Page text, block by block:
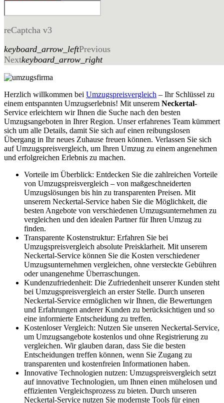
reCaptcha v3
keyboard_arrow_leftPrevious
Nextkeyboard_arrow_right
Herzlich willkommen bei Umzugspreisvergleich – Ihr Schlüssel zu
einem entspannten Umzugserlebnis! Mit unserem Neckertal-
Service erleichtern wir Ihnen die Suche nach den besten
Umzugsangeboten in Ihrer Region. Unser erfahrenes Team kümmert
sich um alle Details, damit Sie sich auf einen reibungslosen
Übergang in Ihr neues Zuhause freuen können. Verlassen Sie sich
auf Umzugspreisvergleich, um Ihren Umzug zu einem angenehmen
und erfolgreichen Erlebnis zu machen.
Vorteile im Überblick: Entdecken Sie die zahlreichen Vorteile
von Umzugspreisvergleich – von maßgeschneiderten
Umzugslösungen bis hin zu transparenten Preisen. Mit
unserem Neckertal-Service haben Sie die Möglichkeit, die
besten Angebote von verschiedenen Umzugsunternehmen zu
vergleichen und den idealen Partner für Ihren Umzug zu
finden.
Transparente Kostenstruktur: Erfahren Sie bei
Umzugspreisvergleich absolute Preisklarheit. Mit unserem
Neckertal-Service können Sie die Kosten verschiedener
Umzugsunternehmen vergleichen, ohne versteckte Gebühren
oder unangenehme Überraschungen.
Kundenzufriedenheit: Die Zufriedenheit unserer Kunden steht
bei Umzugspreisvergleich an erster Stelle. Durch unseren
Neckertal-Service ermöglichen wir Ihnen, die Bewertungen
und Erfahrungen anderer Kunden zu berücksichtigen und so
eine informierte Entscheidung zu treffen.
Kostenloser Vergleich: Nutzen Sie unseren Neckertal-Service,
um Umzugsangebote kostenlos und ohne Registrierung zu
vergleichen. Wir glauben daran, dass Sie die besten
Entscheidungen treffen können, wenn Sie Zugang zu
transparenten und kostenfreien Informationen haben.
Innovative Technologien nutzen: Umzugspreisvergleich setzt
auf innovative Technologien, um Ihnen einen mühelosen und
effizienten Vergleichsprozess zu bieten. Durch unseren
Neckertal-Service nutzen Sie modernste Tools für einen